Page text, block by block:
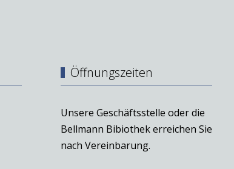
Öffnungszeiten
Unsere Geschäftsstelle oder die
Bellmann Bibiothek erreichen Sie
nach Vereinbarung.